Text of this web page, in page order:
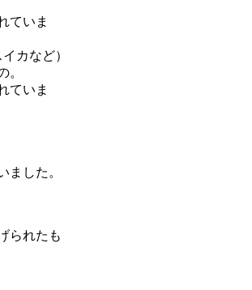
ていま
カなど）
。
ていま
した。
られたも